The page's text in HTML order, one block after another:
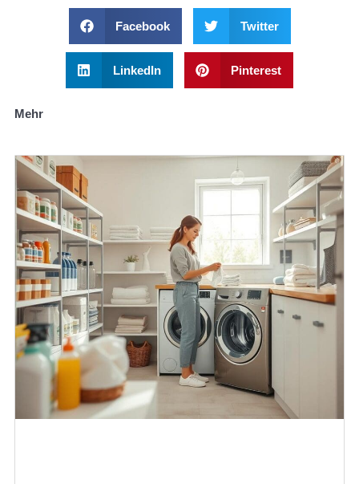
Facebook Twitter
LinkedIn Pinterest
Mehr